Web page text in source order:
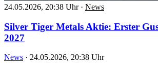
24.05.2026, 20:38 Uhr · News
Silver Tiger Metals Aktie: Erster
2027
News · 24.05.2026, 20:38 Uhr